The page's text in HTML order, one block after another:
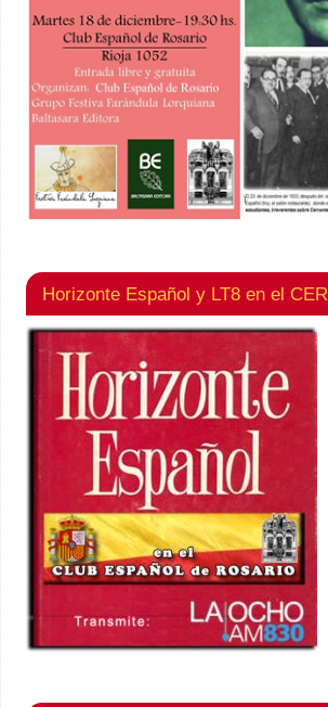
Horizonte Español y LT8 en el CER